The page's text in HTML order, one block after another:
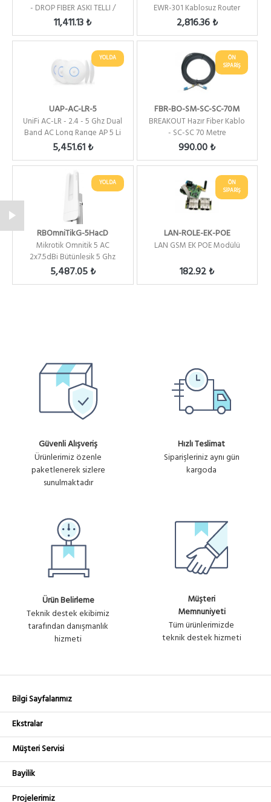
- DROP FIBER ASKI TELLI /
2000 METRE
11,411.13 ₺
EWR-301 Kablosuz Router
Bundle Ka
2,816.36 ₺
YOLDA
UAP-AC-LR-5
UniFi AC-LR - 2.4 - 5 Ghz Dual
Band AC Long Range AP 5 Li
Paket 3x...
5,451.61 ₺
ÖN
SİPARİŞ
FBR-BO-SM-SC-SC-70M
BREAKOUT Hazır Fiber Kablo
- SC-SC 70 Metre
990.00 ₺
YOLDA
RBOmniTikG-5HacD
Mikrotik Omnitik 5 AC
2x7.5dBi Bütünleşik 5 Ghz
Anten, 802.11an/a...
5,487.05 ₺
ÖN
SİPARİŞ
LAN-ROLE-EK-POE
LAN GSM EK POE Modülü
182.92 ₺
Güvenli Alışveriş
Ürünlerimiz özenle
paketlenerek sizlere
sunulmaktadır
Hızlı Teslimat
Siparişleriniz aynı gün
kargoda
Ürün Belirleme
Teknik destek ekibimiz
tarafından danışmanlık
hizmeti
Müşteri
Memnuniyeti
Tüm ürünlerimizde
teknik destek hizmeti
Bilgi Sayfalarımız
Ekstralar
Müşteri Servisi
Bayilik
Projelerimiz